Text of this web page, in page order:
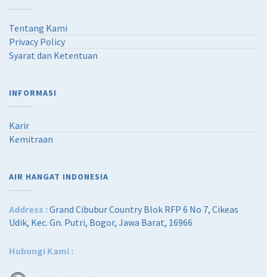
Tentang Kami
Privacy Policy
Syarat dan Ketentuan
INFORMASI
Karir
Kemitraan
AIR HANGAT INDONESIA
Address :Grand Cibubur Country Blok RFP 6 No 7, Cikeas
Udik, Kec. Gn. Putri, Bogor, Jawa Barat, 16966
Hubungi Kami :